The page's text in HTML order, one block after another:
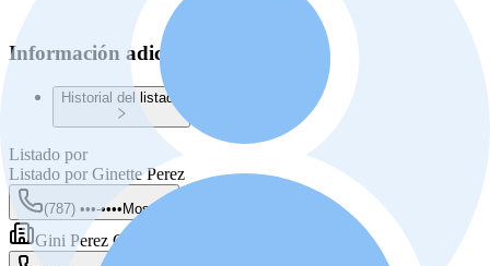
Información adicional
Historial del listado
Listado por
Listado por Ginette Perez
(787) •••-•••• Mostrar
Gini Perez Campo Real Estate